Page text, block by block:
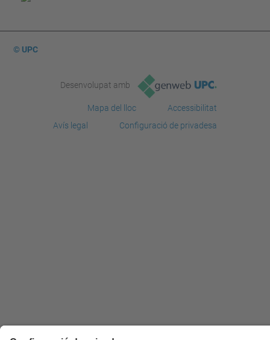
© UPC
Desenvolupat amb
Mapa del lloc
Accessibilitat
Avís legal
Configuració de privadesa